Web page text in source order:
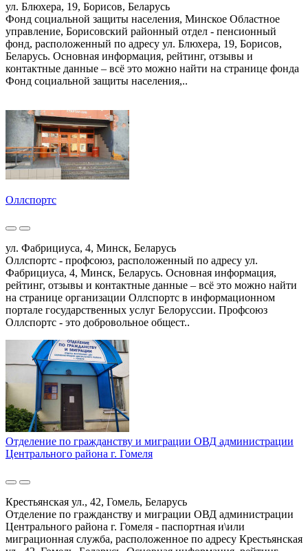
ул. Блюхера, 19, Борисов, Беларусь
Фонд социальной защиты населения, Минское Областное
управление, Борисовский районный отдел - пенсионный
фонд, расположенный по адресу ул. Блюхера, 19, Борисов,
Беларусь. Основная информация, рейтинг, отзывы и
контактные данные – всё это можно найти на странице фонда
Фонд социальной защиты населения,..
Оллспортс
ул. Фабрициуса, 4, Минск, Беларусь
Оллспортс - профсоюз, расположенный по адресу ул.
Фабрициуса, 4, Минск, Беларусь. Основная информация,
рейтинг, отзывы и контактные данные – всё это можно найти
на странице организации Оллспортс в информационном
портале государственных услуг Белоруссии. Профсоюз
Оллспортс - это добровольное общест..
Отделение по гражданству и миграции ОВД администрации
Центрального района г. Гомеля
Крестьянская ул., 42, Гомель, Беларусь
Отделение по гражданству и миграции ОВД администрации
Центрального района г. Гомеля - паспортная и\или
миграционная служба, расположенное по адресу Крестьянская